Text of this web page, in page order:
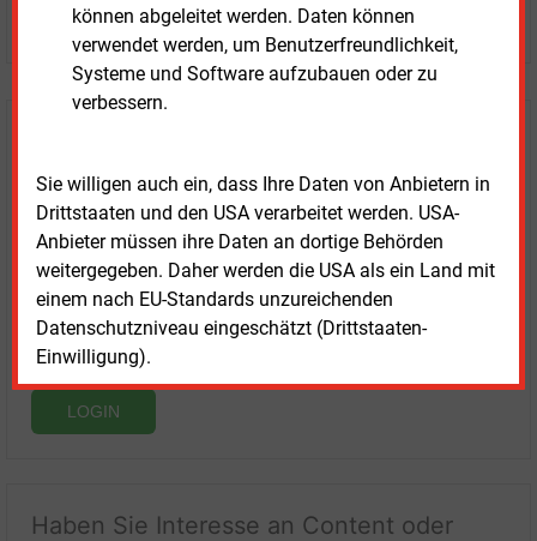
können abgeleitet werden. Daten können
verwendet werden, um Benutzerfreundlichkeit,
Systeme und Software aufzubauen oder zu
verbessern.
Sie willigen auch ein, dass Ihre Daten von Anbietern in
Drittstaaten und den USA verarbeitet werden. USA-
Anbieter müssen ihre Daten an dortige Behörden
weitergegeben. Daher werden die USA als ein Land mit
einem nach EU-Standards unzureichenden
Datenschutzniveau eingeschätzt (Drittstaaten-
Einwilligung).
JETZT KOSTENLOS TESTEN
LOGIN
Haben Sie Interesse an Content oder